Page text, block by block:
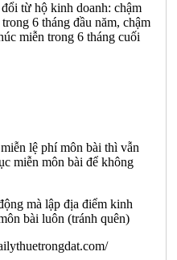
từ hộ kinh doanh: chậm
6 tháng đầu năm, chậm
miễn trong 6 tháng cuối
lệ phí môn bài thì vẫn
miễn môn bài để không
mà lập địa điểm kinh
bài luôn (tránh quên)